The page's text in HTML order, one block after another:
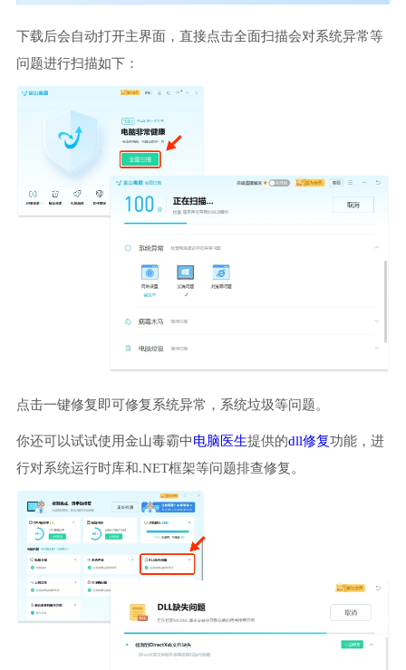
下载后会自动打开主界面，直接点击全面扫描会对系统异常等
问题进行扫描如下：
点击一键修复即可修复系统异常，系统垃圾等问题。
你还可以试试使用金山毒霸中电脑医生提供的dll修复功能，进
行对系统运行时库和.NET框架等问题排查修复。